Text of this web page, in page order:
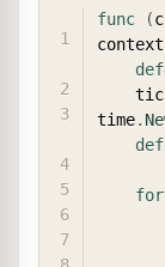
func (c
context
time.
for